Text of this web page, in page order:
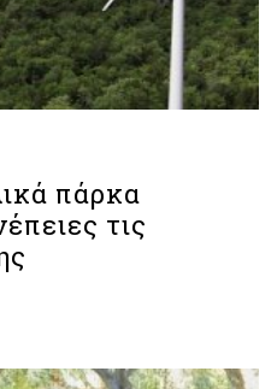
πάρκα
τις